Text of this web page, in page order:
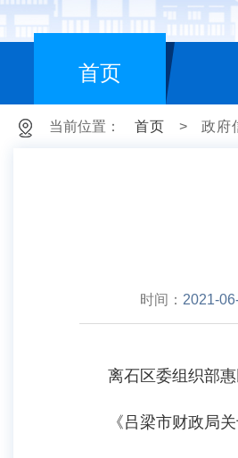
首页
当前位置： 首页 > 政府
时间： 2021-
离石区委组织部
《吕梁市财政局